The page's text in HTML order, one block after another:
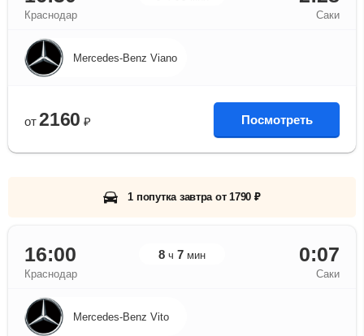
Краснодар Саки
Mercedes-Benz Viano
от 2160 ₽ Посмотреть
1 попутка завтра от 1790 ₽
16:00 8 ч 7 мин 0:07
Краснодар Саки
Mercedes-Benz Vito